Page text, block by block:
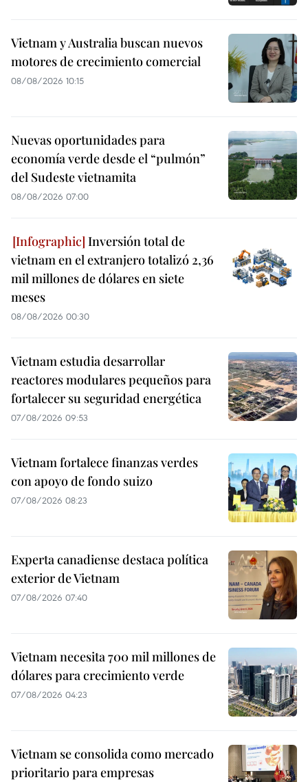
Vietnam y Australia buscan nuevos
motores de crecimiento comercial
08/08/2026 10:15
Nuevas oportunidades para
economía verde desde el “pulmón”
del Sudeste vietnamita
08/08/2026 07:00
Inversión total de
vietnam en el extranjero totalizó 2,36
mil millones de dólares en siete
meses
08/08/2026 00:30
Vietnam estudia desarrollar
reactores modulares pequeños para
fortalecer su seguridad energética
07/08/2026 09:53
Vietnam fortalece finanzas verdes
con apoyo de fondo suizo
07/08/2026 08:23
Experta canadiense destaca política
exterior de Vietnam
07/08/2026 07:40
Vietnam necesita 700 mil millones de
dólares para crecimiento verde
07/08/2026 04:23
Vietnam se consolida como mercado
prioritario para empresas